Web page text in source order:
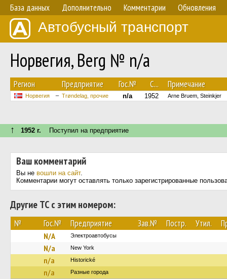
База данных Дополнительно Комментарии Обновления
Автобусный транспорт
Норвегия, Berg № n/a
Регион Предприятие Гос.№ С... Примечание
Норвегия Trøndelag, прочие n/a 1952 Arne Bruem, Steinkjer
↑ 1952 г. Поступил на предприятие
Ваш комментарий
Вы не вошли на сайт.
Комментарии могут оставлять только зарегистрированные
Другие ТС с этим номером:
№ Гос.№ Предприятие Зав.№ Постр. Утил.
N/A Электроавтобусы
N/a New York‎‎‎‎‎‎‎
n/a Historické
n/a Разные города